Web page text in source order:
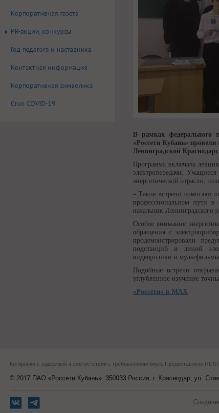
В рамках федерального
«Россети Кубань»
Ленинградской
Программа включала
электропередачи.
энергетической отрасли,
– Такие встречи помогают
профессиональном пути в
начальник Ленинградского
Особое внимание
обращения с
продемонстрировали
подстанций и линий
видеоролики и
Подобные встречи
углубленное изучение
«Россети» в MAX
Корпоративная газета
PR-акции, конкурсы
Год педагога и наставника
Контактная информация
Корпоративная символика
Стоп COVID-19
Котировки с задержкой в соответствии с требованиями бирж. Предоставлено
© 2017 ПАО «Россети Кубань». 350033 Россия, г. Краснодар, ул.